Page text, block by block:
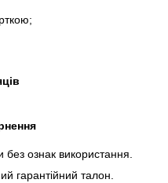
ознак використання.
гарантійний талон.